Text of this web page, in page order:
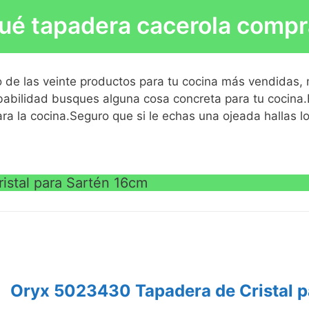
en lavavajillas.
de cocción.
de vapor, borde y pomo de silicona
de los alimentos mientras cocinamos
o diámetros diferentes.
en lavavajillas.
tapadera cacerola
las veinte productos para tu cocina más vendidas,
busques alguna cosa concreta para tu
la cocina.Seguro que si le echas una ojeada hallas
para Sartén 16cm
Oryx 5023430 Tapadera de Cristal